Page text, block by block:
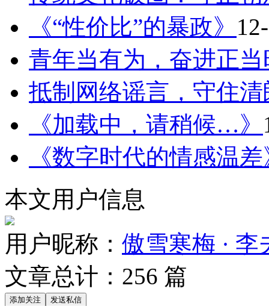
《“性价比”的暴政》
青年当有为，奋进正当
抵制网络谣言，守住
《加载中，请稍候…》
《数字时代的情感温
本文用户信息
用户昵称： 傲雪寒梅 · 李
文章总计： 256 篇